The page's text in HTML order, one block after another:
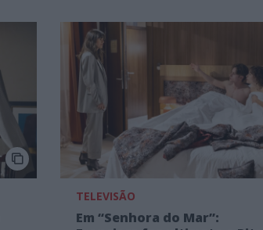
TELEVISÃO
Em “Senhora do Mar”: